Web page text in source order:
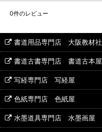
0件のレビュー
書道用品専門店 大阪教材社
書道古書専門店 書道古本屋
写経専門店 写経屋
色紙専門店 色紙屋
水墨道具専門店 水墨画屋